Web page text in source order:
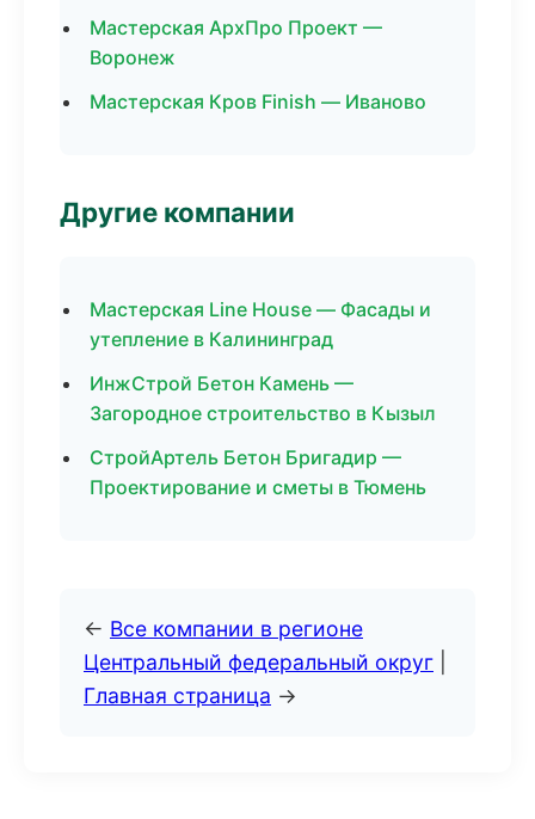
Мастерская АрхПро Проект —
Воронеж
Мастерская Кров Finish — Иваново
Другие компании
Мастерская Line House — Фасады и
утепление в Калининград
ИнжСтрой Бетон Камень —
Загородное строительство в Кызыл
СтройАртель Бетон Бригадир —
Проектирование и сметы в Тюмень
← Все компании в регионе
Центральный федеральный округ
Главная страница →